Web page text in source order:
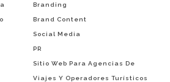
Branding
Brand Content
Social Media
PR
Sitio Web Para Agencias De
Viajes Y Operadores Turísticos